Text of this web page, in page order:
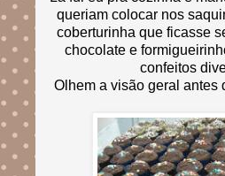
queriam colocar nos
coberturinha que ficasse
chocolate e
confeitos
Olhem a visão geral antes